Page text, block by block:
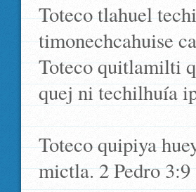
Toteco tlahuel
timonechcahuise
Toteco quitlamilti
quej ni techilhuía
Toteco quipiya
mictla. 2 Pedro 3:9